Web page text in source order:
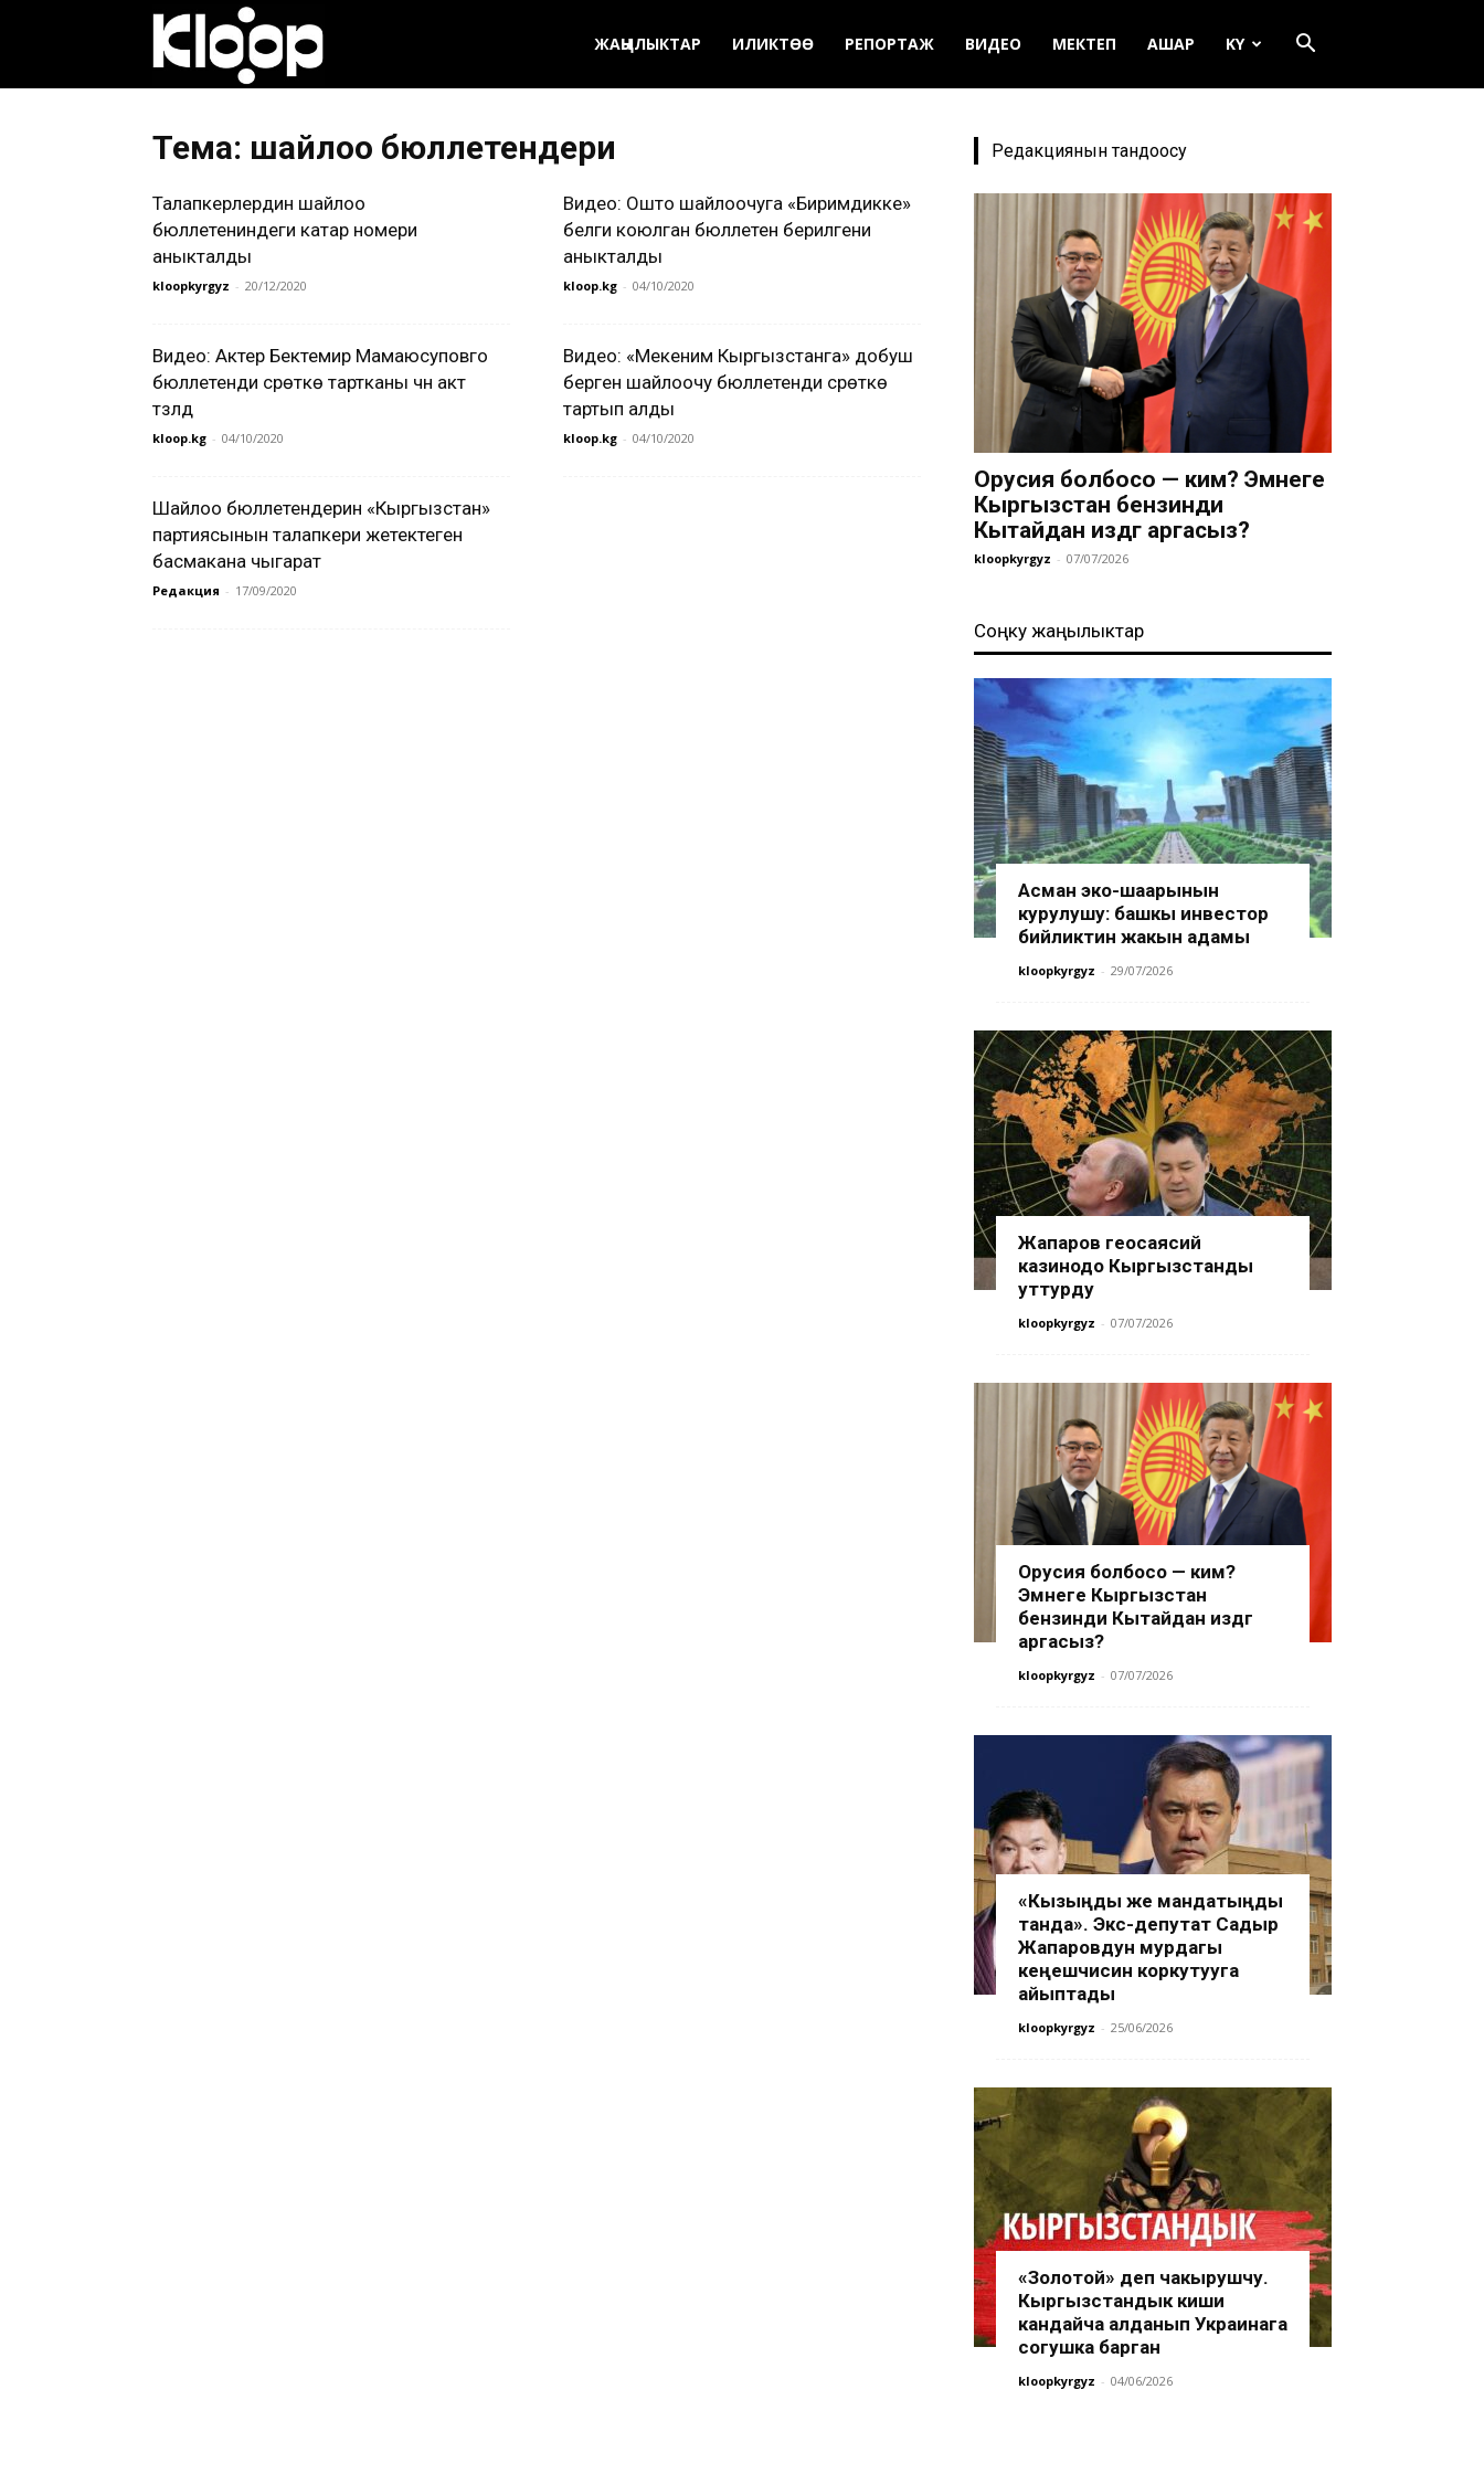
кыргызча
жаңылыктары
ЖАҢЫЛЫКТАР ИЛИКТӨӨ РЕПОРТАЖ ВИДЕО МЕКТЕП АШАР KY
Тема: шайлоо бюллетендери
Талапкерлердин шайлоо
бюллетениндеги катар номери
аныкталды
kloopkyrgyz - 20/12/2020
Видео: Ошто шайлоочуга «Биримдикке»
белги коюлган бюллетен берилгени
аныкталды
kloop.kg - 04/10/2020
Видео: Актер Бектемир Мамаюсуповго
бюллетенди сүрөткө тартканы үчүн акт
түзүлдү
kloop.kg - 04/10/2020
Видео: «Мекеним Кыргызстанга» добуш
берген шайлоочу бюллетенди сүрөткө
тартып алды
kloop.kg - 04/10/2020
Шайлоо бюллетендерин «Кыргызстан»
партиясынын талапкери жетектеген
басмакана чыгарат
Редакция - 17/09/2020
Редакциянын тандоосу
Орусия болбосо — ким? Эмнеге
Кыргызстан бензинди
Кытайдан издөөгө аргасыз?
kloopkyrgyz - 07/07/2026
Соңку жаңылыктар
Асман эко-шаарынын
курулушу: башкы инвестор
бийликтин жакын адамы
kloopkyrgyz - 29/07/2026
Жапаров геосаясий
казинодо Кыргызстанды
уттурду
kloopkyrgyz - 07/07/2026
Орусия болбосо — ким?
Эмнеге Кыргызстан
бензинди Кытайдан издөөгө
аргасыз?
kloopkyrgyz - 07/07/2026
«Кызыңды же мандатыңды
танда». Экс-депутат Садыр
Жапаровдун мурдагы
кеңешчисин коркутууга
айыптады
kloopkyrgyz - 25/06/2026
«Золотой» деп чакырушчу.
Кыргызстандык киши
кандайча алданып Украинага
согушка барган
kloopkyrgyz - 04/06/2026